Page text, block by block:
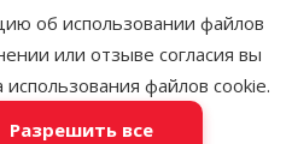
об использовании файлов
или отзыве согласия вы
использования файлов cookie.
Разрешить все
4 л